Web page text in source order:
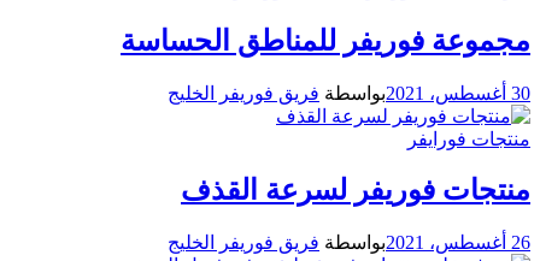
مجموعة فوريفر للمناطق الحساسة
30 أغسطس، 2021 بواسطة فريق فوريفر الخليج
منتجات فورايفر
منتجات فوريفر لسرعة القذف
26 أغسطس، 2021 بواسطة فريق فوريفر الخليج